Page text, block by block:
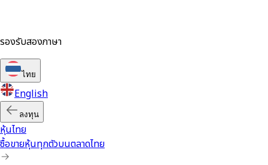
รองรับสองภาษา
ไทย
English
ลงทุน
หุ้นไทย
ซื้อขายหุ้นทุกตัวบนตลาดไทย